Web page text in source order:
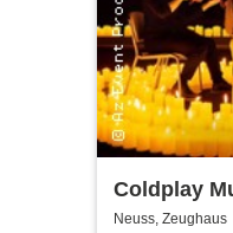
Coldplay
Neuss, Zeughaus